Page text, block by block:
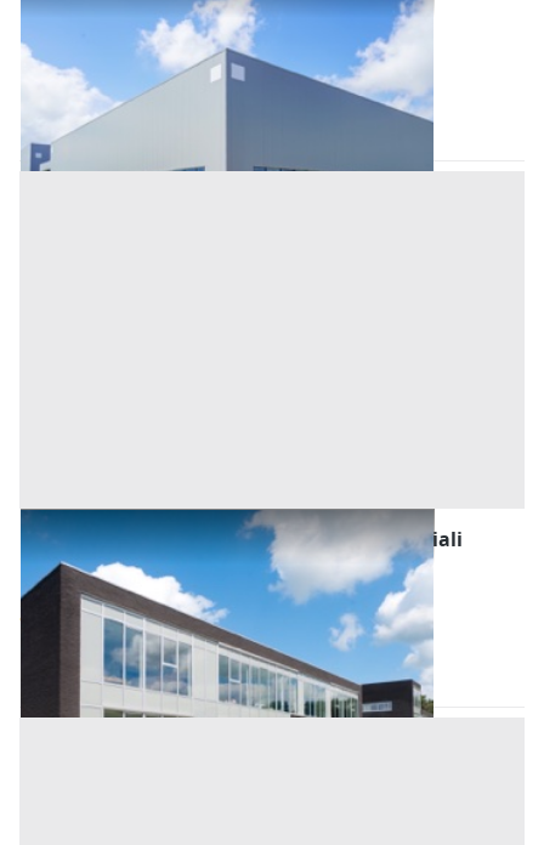
a Bonarcado
Bonarcado (Oristano)
Base d'asta
102.250 €
Asta chiusa
Fabbricati Costruiti per Esigenze Commerciali
all'asta a Bonarcado
Bonarcado (Oristano)
Base d'asta
350.000 €
Asta chiusa